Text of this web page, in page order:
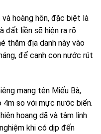
hoàng hôn, đặc biệt là
đất liền sẽ hiện ra rõ
thăm địa danh này vào
để canh con nước rút
mang tên Miếu Bà,
so với mực nước biển.
hoang dã và tâm linh
khi có dịp đến